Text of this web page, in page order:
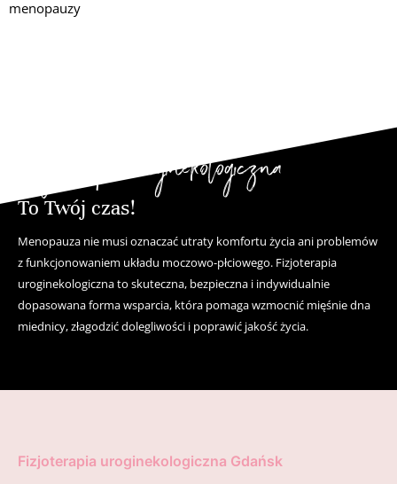
menopauzy
Fizjoterapia uroginekologiczna
To Twój czas!
Menopauza nie musi oznaczać utraty komfortu życia ani problemów
z funkcjonowaniem układu moczowo-płciowego. Fizjoterapia
uroginekologiczna to skuteczna, bezpieczna i indywidualnie
dopasowana forma wsparcia, która pomaga wzmocnić mięśnie dna
miednicy, złagodzić dolegliwości i poprawić jakość życia.
Fizjoterapia uroginekologiczna Gdańsk